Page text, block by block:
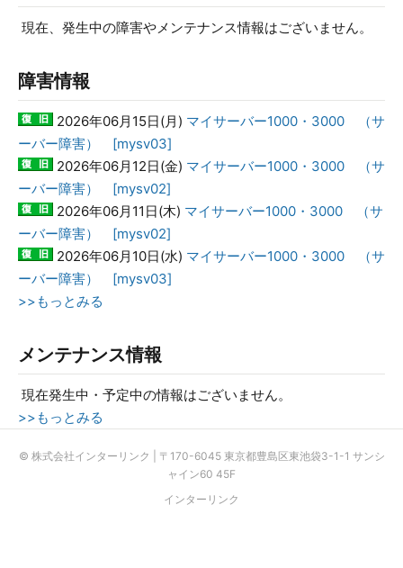
現在、発生中の障害やメンテナンス情報はございません。
障害情報
2026年06月15日(月) マイサーバー1000・3000 （サ
ーバー障害） [mysv03]
2026年06月12日(金) マイサーバー1000・3000 （サ
ーバー障害） [mysv02]
2026年06月11日(木) マイサーバー1000・3000 （サ
ーバー障害） [mysv02]
2026年06月10日(水) マイサーバー1000・3000 （サ
ーバー障害） [mysv03]
>>もっとみる
メンテナンス情報
現在発生中・予定中の情報はございません。
>>もっとみる
© 株式会社インターリンク | 〒170-6045 東京都豊島区東池袋3-1-1 サンシ
ャイン60 45F
インターリンク